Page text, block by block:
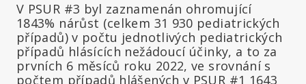
V PSUR #3 byl zaznamenán ohromující
1843% nárůst (celkem 31 930 pediatrických
případů) v počtu jednotlivých pediatrických
případů hlásících nežádoucí účinky, a to za
prvních 6 měsíců roku 2022, ve srovnání s
počtem případů hlášených v PSUR #1 1643